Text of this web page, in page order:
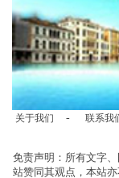
关于我们 - 联系我
免责声明：所有文字
站赞同其观点，本站